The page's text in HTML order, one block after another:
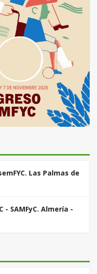
Las Palmas de
- SAMFyC. Almería -